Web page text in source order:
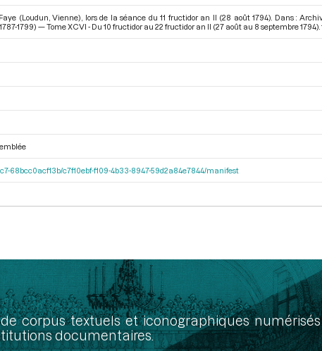
(Loudun, Vienne), lors de la séance du 11 fructidor an II (28 août 1794). Dans :
1799) — Tome XCVI - Du 10 fructidor au 22 fructidor an II (27 août au 8 septembre 1794)
68bcc0acf13b/c7f10ebf-f109-4b33-8947-59d2a84e7844/manifest
corpus textuels et iconographiques
documentaires.